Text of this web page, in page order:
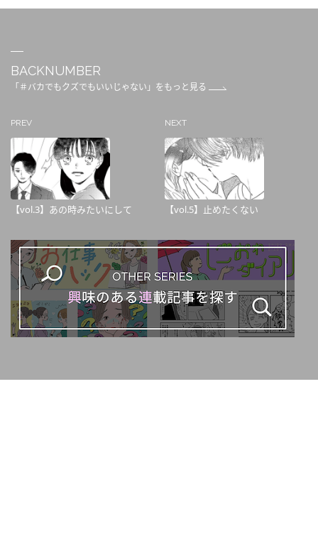
BACKNUMBER
「＃バカでもクズでもいいじゃない」をもっと見る
PREV
【vol.3】あの時みたいにして
NEXT
【vol.5】止めたくない